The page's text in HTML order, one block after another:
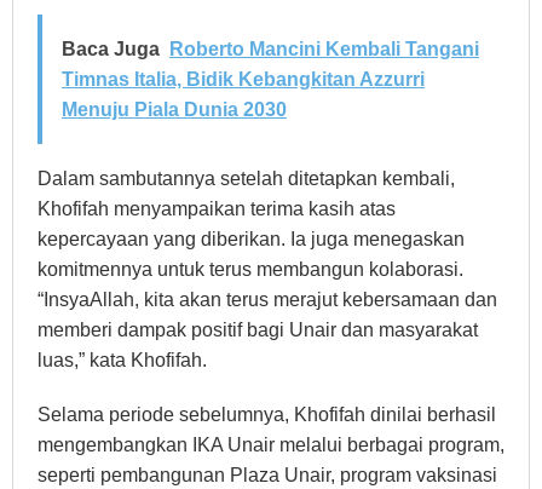
Baca Juga
Roberto Mancini Kembali Tangani
Timnas Italia, Bidik Kebangkitan Azzurri
Menuju Piala Dunia 2030
Dalam sambutannya setelah ditetapkan kembali,
Khofifah menyampaikan terima kasih atas
kepercayaan yang diberikan. Ia juga menegaskan
komitmennya untuk terus membangun kolaborasi.
“InsyaAllah, kita akan terus merajut kebersamaan dan
memberi dampak positif bagi Unair dan masyarakat
luas,” kata Khofifah.
Selama periode sebelumnya, Khofifah dinilai berhasil
mengembangkan IKA Unair melalui berbagai program,
seperti pembangunan Plaza Unair, program vaksinasi